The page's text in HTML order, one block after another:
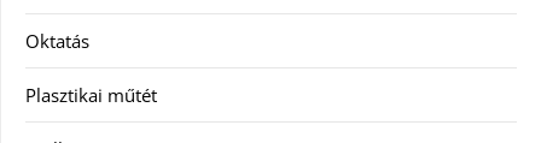
Oktatás
Plasztikai műtét